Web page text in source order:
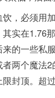
，必须用
实在1.76
的一些私
两个魔法
封顶。超